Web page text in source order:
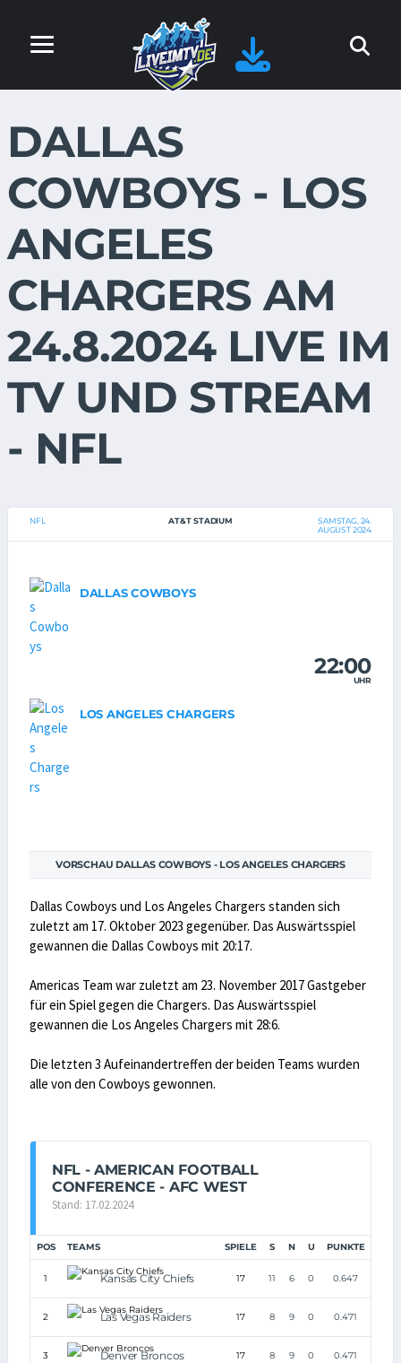
DALLAS
COWBOYS - LOS
ANGELES
CHARGERS AM
24.8.2024 LIVE IM
TV UND STREAM
- NFL
NFL AT&T STADIUM
SAMSTAG, 24.
AUGUST 2024
DALLAS COWBOYS
22:00
UHR
LOS ANGELES CHARGERS
VORSCHAU DALLAS COWBOYS - LOS ANGELES CHARGERS
Dallas Cowboys und Los Angeles Chargers standen sich
zuletzt am 17. Oktober 2023 gegenüber. Das Auswärtsspiel
gewannen die Dallas Cowboys mit 20:17.
Americas Team war zuletzt am 23. November 2017 Gastgeber
für ein Spiel gegen die Chargers. Das Auswärtsspiel
gewannen die Los Angeles Chargers mit 28:6.
Die letzten 3 Aufeinandertreffen der beiden Teams wurden
alle von den Cowboys gewonnen.
NFL - AMERICAN FOOTBALL
CONFERENCE - AFC WEST
Stand: 17.02.2024
POS TEAMS SPIELE S N U PUNKTE
1 Kansas City Chiefs 17 11 6 0 0.647
2 Las Vegas Raiders 17 8 9 0 0.471
3 Denver Broncos 17 8 9 0 0.471